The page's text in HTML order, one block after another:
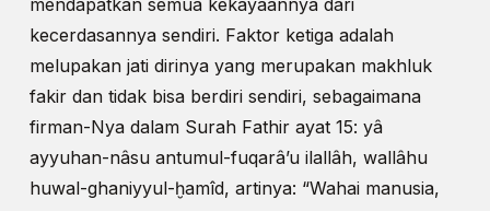
mendapatkan semua kekayaannya dari
kecerdasannya sendiri. Faktor ketiga adalah
melupakan jati dirinya yang merupakan makhluk
fakir dan tidak bisa berdiri sendiri, sebagaimana
firman-Nya dalam Surah Fathir ayat 15: yâ
ayyuhan-nâsu antumul-fuqarâ’u ilallâh, wallâhu
huwal-ghaniyyul-ḫamîd, artinya: “Wahai manusia,